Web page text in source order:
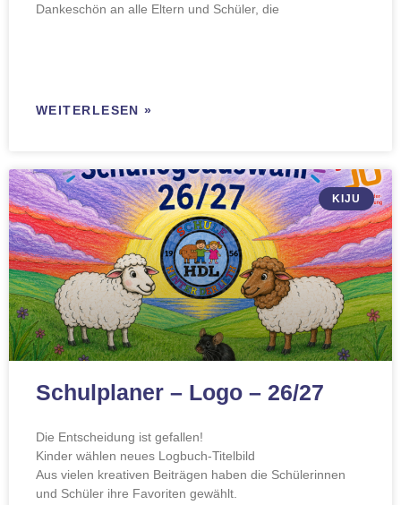
Dankeschön an alle Eltern und Schüler, die
WEITERLESEN »
KIJU
Schulplaner – Logo – 26/27
Die Entscheidung ist gefallen!
Kinder wählen neues Logbuch-Titelbild
Aus vielen kreativen Beiträgen haben die Schülerinnen
und Schüler ihre Favoriten gewählt.